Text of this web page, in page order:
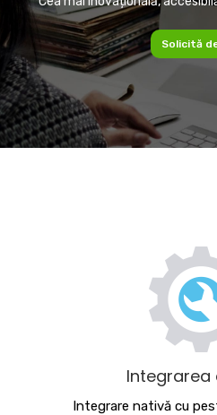
Solicită
Integrarea
Integrare nativă cu